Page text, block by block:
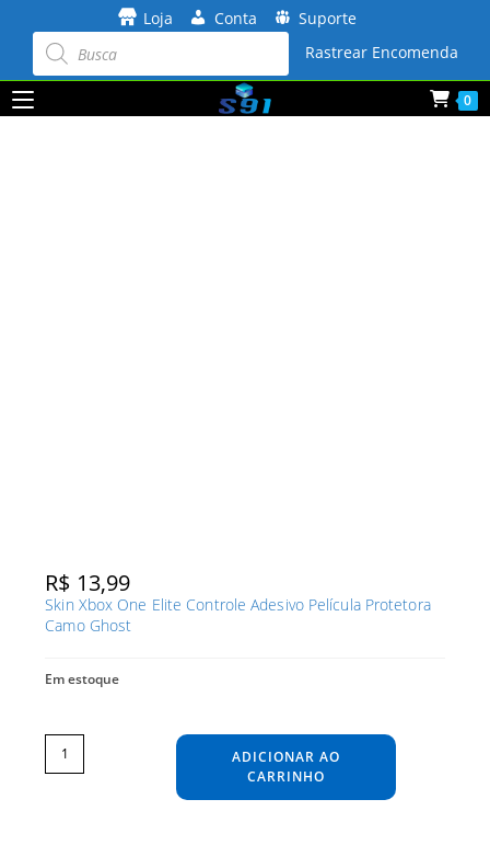
conteúdo
Loja Conta Suporte
Pesquisar
produtos Rastrear Encomenda
0
R$ 13,99
Skin Xbox One Elite Controle Adesivo Película Protetora
Camo Ghost
Em estoque
Skin
Xbox
One
Elite
Adesivo
ADICIONAR AO
CARRINHO